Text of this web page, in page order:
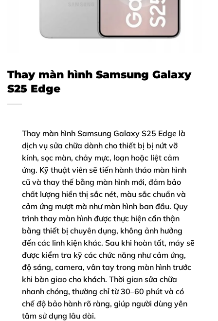
Thay màn hình Samsung Galaxy
S25 Edge
Thay màn hình Samsung Galaxy S25 Edge là
dịch vụ sửa chữa dành cho thiết bị bị nứt vỡ
kính, sọc màn, chảy mực, loạn hoặc liệt cảm
ứng. Kỹ thuật viên sẽ tiến hành tháo màn hình
cũ và thay thế bằng màn hình mới, đảm bảo
chất lượng hiển thị sắc nét, màu sắc chuẩn và
cảm ứng mượt mà như màn hình ban đầu. Quy
trình thay màn hình được thực hiện cẩn thận
bằng thiết bị chuyên dụng, không ảnh hưởng
đến các linh kiện khác. Sau khi hoàn tất, máy sẽ
được kiểm tra kỹ các chức năng như cảm ứng,
độ sáng, camera, vân tay trong màn hình trước
khi bàn giao cho khách. Thời gian sửa chữa
nhanh chóng, thường chỉ từ 30–60 phút và có
chế độ bảo hành rõ ràng, giúp người dùng yên
tâm sử dụng lâu dài.